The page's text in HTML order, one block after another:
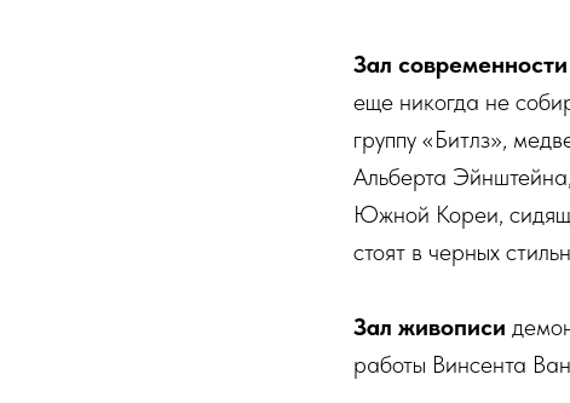
Зал современности
еще никогда не
группу «Битлз»,
Альберта
Южной Кореи,
стоят в черных
Зал живописи
работы Винсента